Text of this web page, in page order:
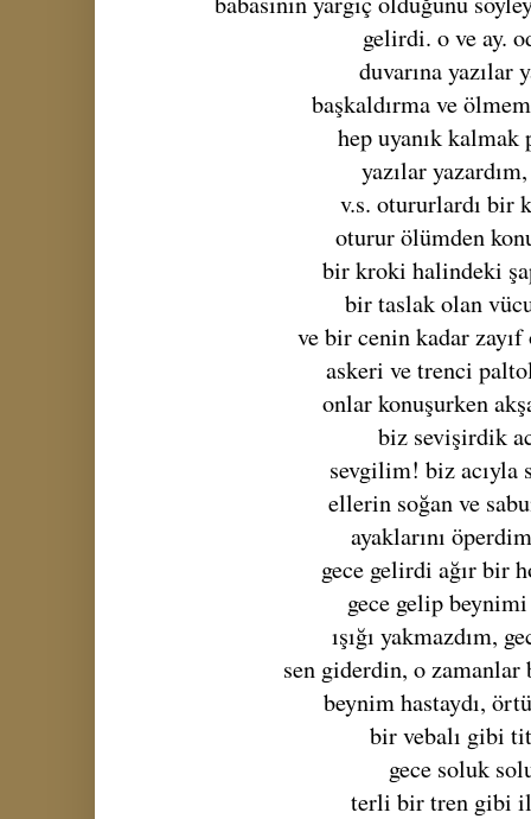
gelirdi. o ve ay.
duvarına yazılar
başkaldırma ve
hep uyanık kalmak
yazılar
v.s. otururlardı bir
oturur ölümden
bir kroki halindeki
bir taslak olan
ve bir cenin kadar zayıf
askeri ve trenci
onlar konuşurken
biz sevişirdik
sevgilim! biz acıyla
ellerin soğan ve
ayaklarını
gece gelirdi ağır bir
gece gelip
ışığı yakmazdım,
sen giderdin, o zamanlar
beynim hastaydı,
bir vebalı gibi
gece soluk
terli bir tren gibi